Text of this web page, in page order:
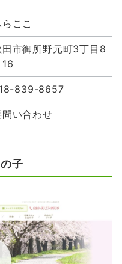
ここ
田市御所野元町3丁目8
16
839-8657
問い合わせ
子